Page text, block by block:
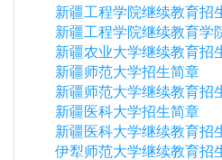
新疆工程学院继续教育招
新疆工程学院继续教育学
新疆农业大学继续教育招
新疆师范大学招生简章
新疆师范大学继续教育招
新疆医科大学招生简章
新疆医科大学继续教育招
伊犁师范大学继续教育招